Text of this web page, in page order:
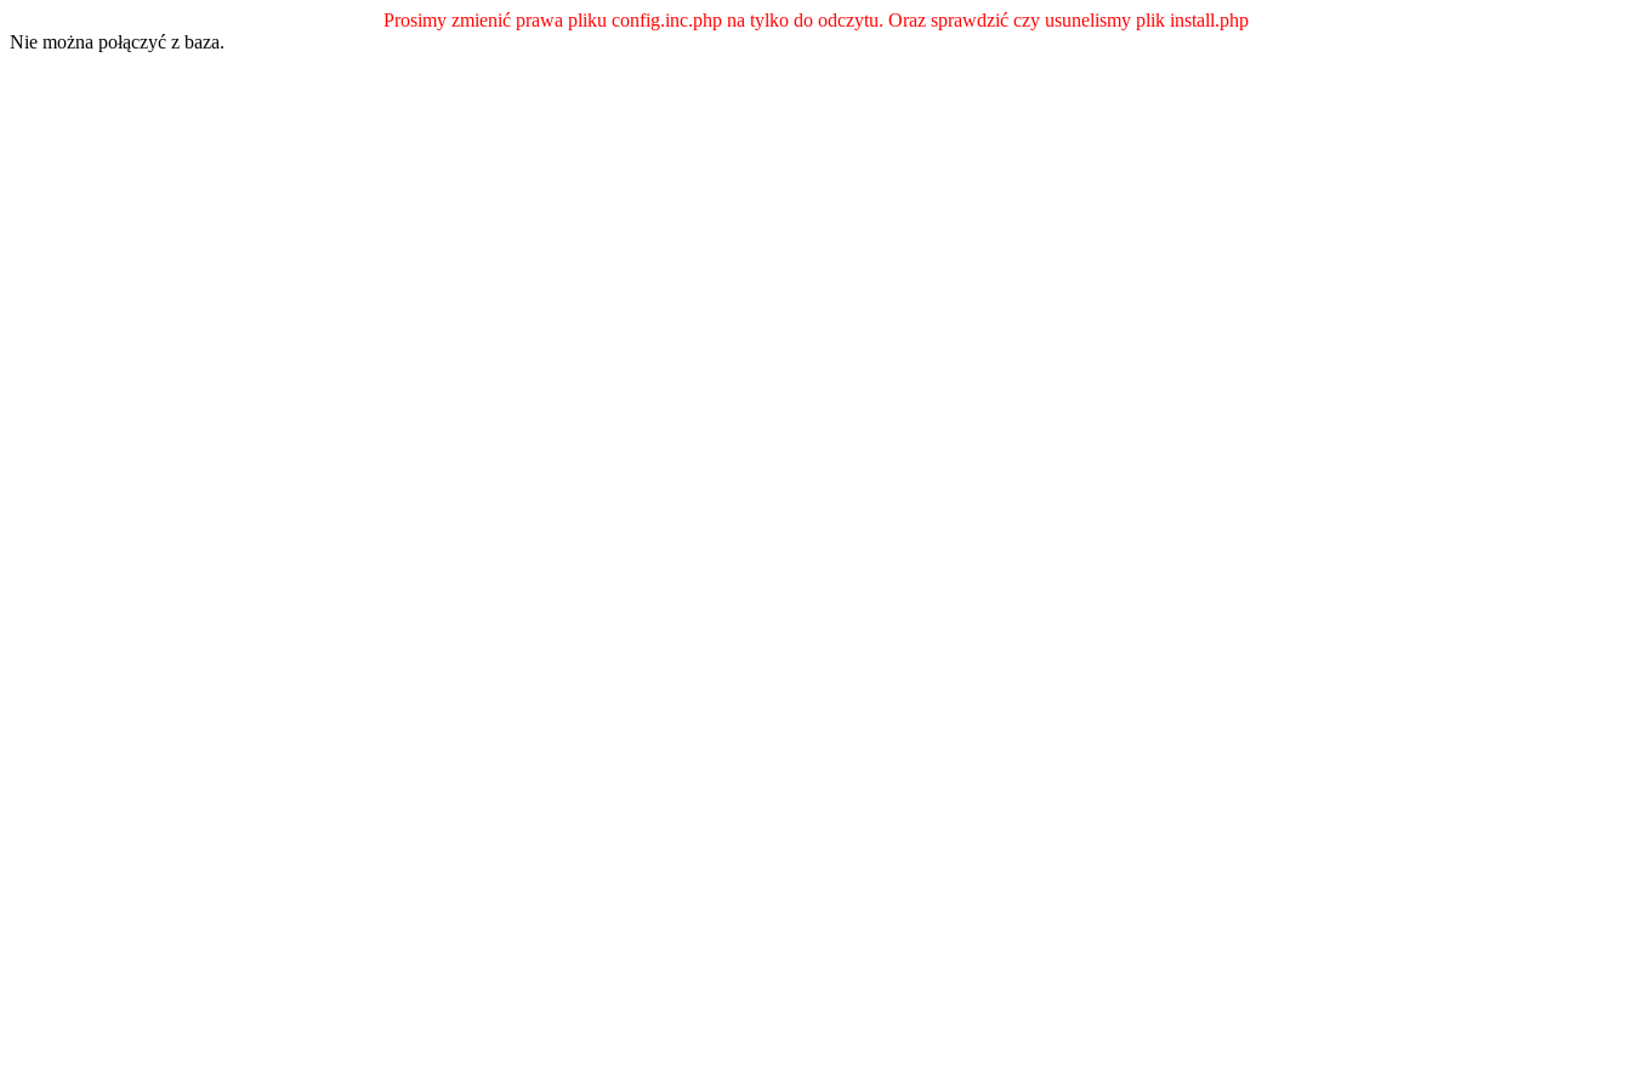
Prosimy zmienić prawa pliku config.inc.php na tylko do odczytu. Oraz sprawdzić czy usunelismy plik install.php
Nie można połączyć z baza.